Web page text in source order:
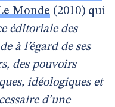
Monde (2010) qui
éditoriale des
à l’égard de ses
des pouvoirs
idéologiques et
d’une